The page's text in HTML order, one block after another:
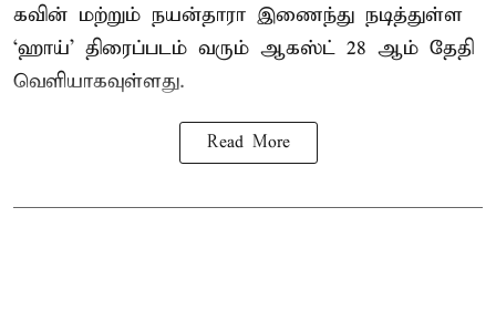
கவின் மற்றும் நயன்தாரா இணைந்து நடித்துள்ள
‘ஹாய்’ திரைப்படம் வரும் ஆகஸ்ட் 28 ஆம் தேதி
வெளியாகவுள்ளது.
Read More